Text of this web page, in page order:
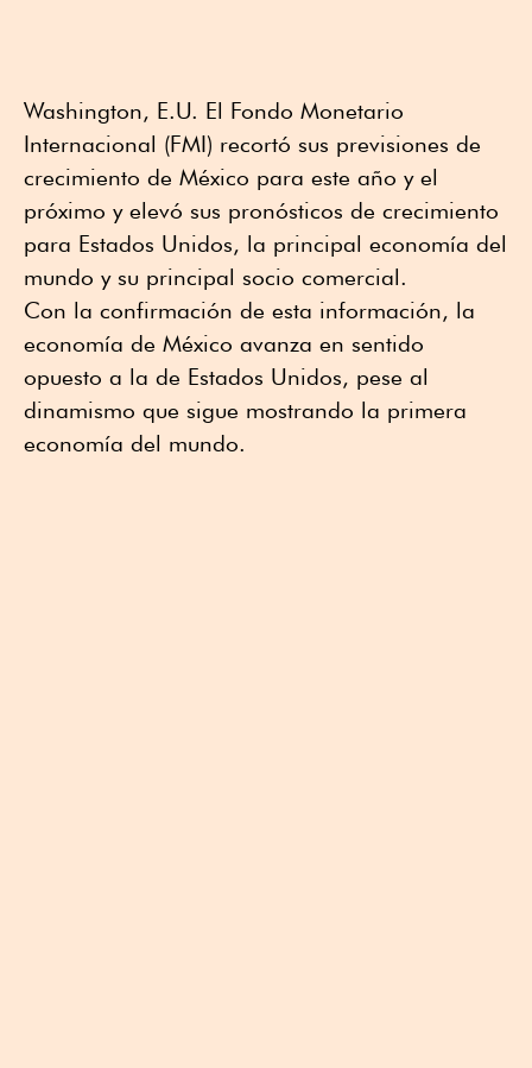
Washington, E.U. El Fondo Monetario
Internacional (FMI) recortó sus previsiones de
crecimiento de México para este año y el
próximo y elevó sus pronósticos de crecimiento
para Estados Unidos, la principal economía del
mundo y su principal socio comercial.
Con la confirmación de esta información, la
economía de México avanza en sentido
opuesto a la de Estados Unidos, pese al
dinamismo que sigue mostrando la primera
economía del mundo.